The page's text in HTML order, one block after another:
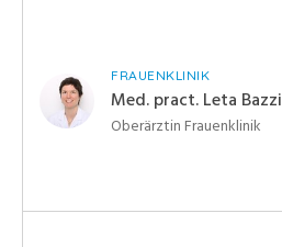
FRAUENKLINIK
Med. pract. Leta Bazzi
Oberärztin Frauenklinik